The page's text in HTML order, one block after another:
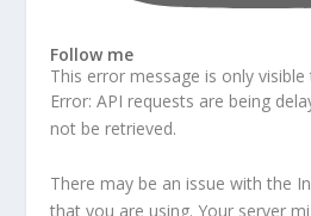
Follow me
This error message is only
Error: API requests are being
not be retrieved.
There may be an issue with the
that you are using. Your server